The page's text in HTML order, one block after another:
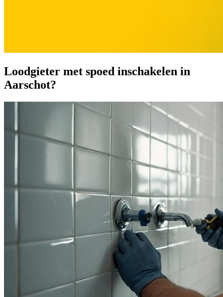
Loodgieter met spoed inschakelen in
Aarschot?